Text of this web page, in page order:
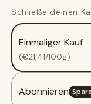
&amp;
-
Funktionelle
Beruhigung
-
Schließe deinen
Einmaliger Kauf
(€21,41/100g)
Abonnieren